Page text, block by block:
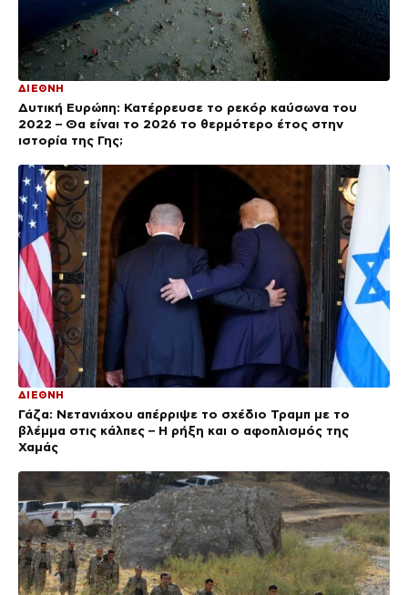
ΔΙΕΘΝΗ
Δυτική Ευρώπη: Κατέρρευσε το ρεκόρ καύσωνα του
2022 – Θα είναι το 2026 το θερμότερο έτος στην
ιστορία της Γης;
ΔΙΕΘΝΗ
Γάζα: Νετανιάχου απέρριψε το σχέδιο Τραμπ με το
βλέμμα στις κάλπες – Η ρήξη και ο αφοπλισμός της
Χαμάς